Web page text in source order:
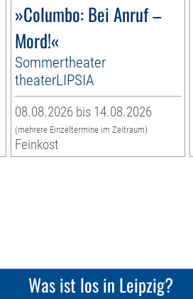
»Columbo: Bei Anruf –
Mord!«
Sommertheater
theaterLIPSIA
08.08.2026 bis 14.08.2026
(mehrere Einzeltermine im Zeitraum)
Feinkost
Was ist los in Leipzig?